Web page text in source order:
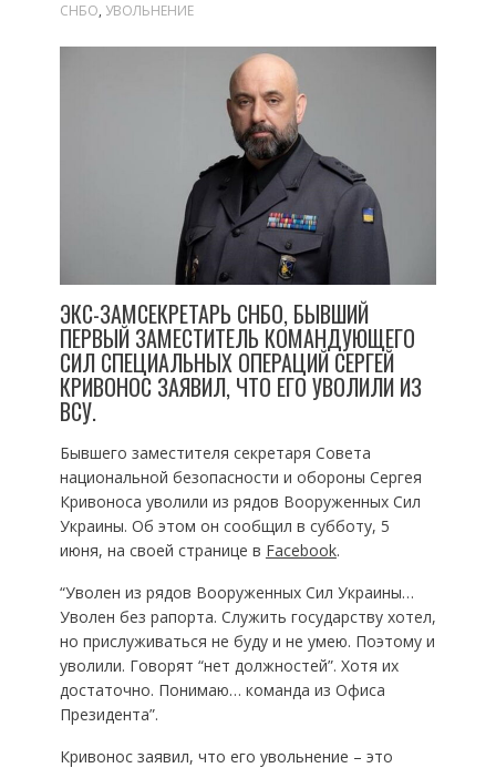
СНБО, УВОЛЬНЕНИЕ
ЭКС-ЗАМСЕКРЕТАРЬ СНБО, БЫВШИЙ
ПЕРВЫЙ ЗАМЕСТИТЕЛЬ КОМАНДУЮЩЕГО
СИЛ СПЕЦИАЛЬНЫХ ОПЕРАЦИЙ СЕРГЕЙ
КРИВОНОС ЗАЯВИЛ, ЧТО ЕГО УВОЛИЛИ ИЗ
ВСУ.
Бывшего заместителя секретаря Совета
национальной безопасности и обороны Сергея
Кривоноса уволили из рядов Вооруженных Сил
Украины. Об этом он сообщил в субботу, 5
июня, на своей странице в Facebook.
“Уволен из рядов Вооруженных Сил Украины…
Уволен без рапорта. Служить государству хотел,
но прислуживаться не буду и не умею. Поэтому и
уволили. Говорят “нет должностей”. Хотя их
достаточно. Понимаю… команда из Офиса
Президента”.
Кривонос заявил, что его увольнение – это